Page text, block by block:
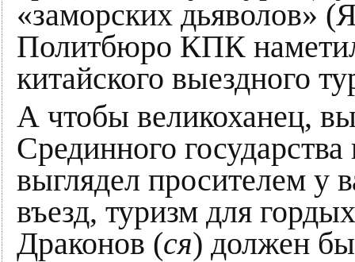
«заморских дьяволов»
Политбюро КПК
китайского выездного
А чтобы великоханец,
Срединного
выглядел просителем у
въезд, туризм для
Драконов (ся) должен